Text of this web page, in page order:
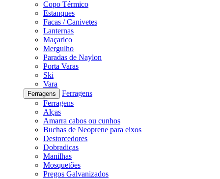
Copo Térmico
Estanques
Facas / Canivetes
Lanternas
Maçarico
Mergulho
Paradas de Naylon
Porta Varas
Ski
Vara
Ferragens
Ferragens
Ferragens
Alças
Amarra cabos ou cunhos
Buchas de Neoprene para eixos
Destorcedores
Dobradiças
Manilhas
Mosquetões
Pregos Galvanizados